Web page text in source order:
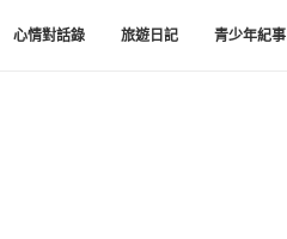
心情對話錄 旅遊日記 青少年紀事